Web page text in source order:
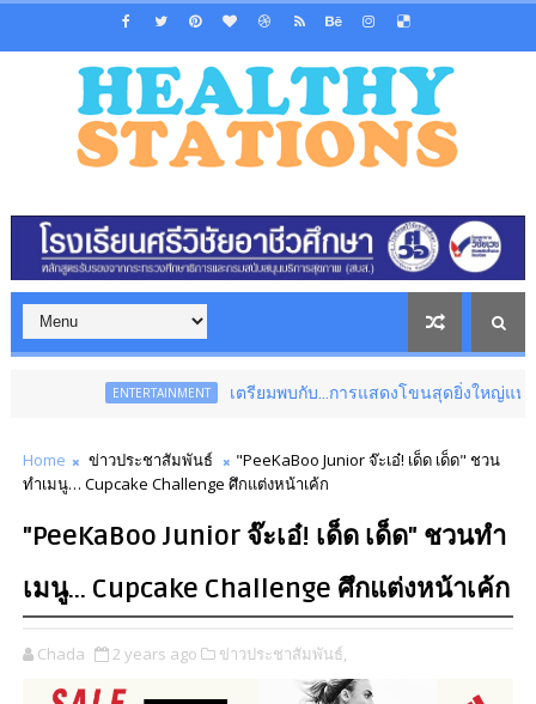
ENTERTAINMENT เตรียมพบกับ...การแสดงโขนสุดยิ่งใหญ่แห่งปี เรื่อง ร
Home ข่าวประชาสัมพันธ์
"PeeKaBoo Junior จ๊ะเอ๋! เด็ด เด็ด" ชวน
ทำเมนู… Cupcake Challenge ศึกแต่งหน้าเค้ก
"PeeKaBoo Junior จ๊ะเอ๋! เด็ด เด็ด" ชวนทำ
เมนู… Cupcake Challenge ศึกแต่งหน้าเค้ก
Chada 2 years ago ข่าวประชาสัมพันธ์,